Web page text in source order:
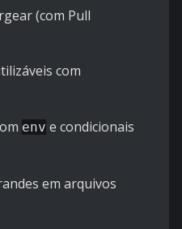
(com Pull
com
env e condicionais
em arquivos